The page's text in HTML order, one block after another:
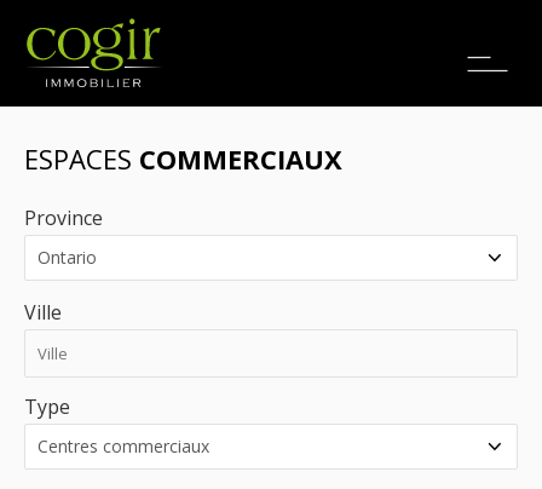
Emplois
ESPACES COMMERCIAUX
Province
Ville
Type